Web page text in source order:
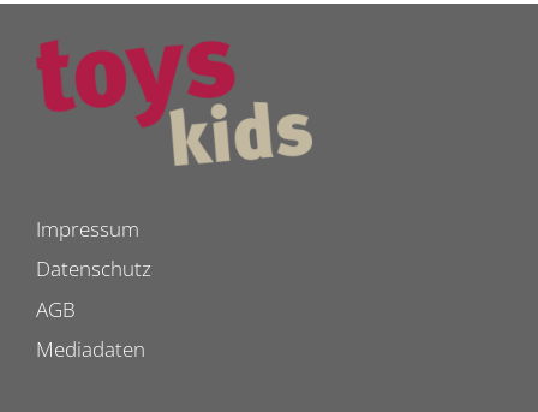
Impressum
Datenschutz
AGB
Mediadaten